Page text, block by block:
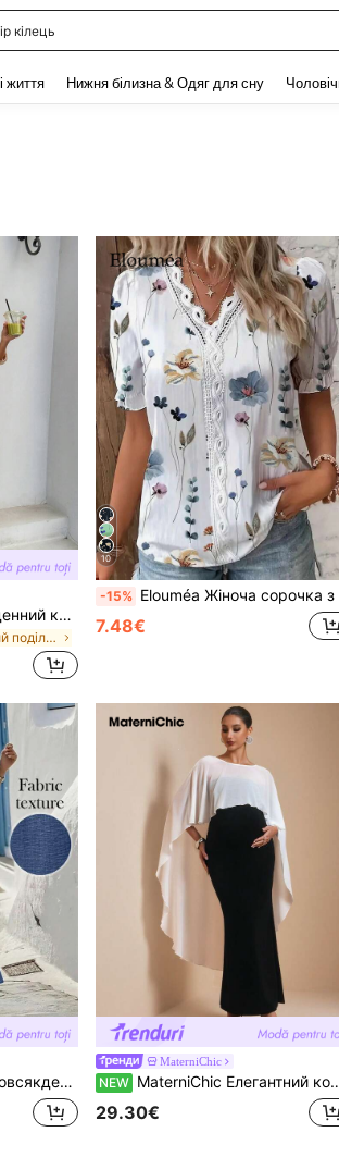
кілець
життя Нижня білизна & Одяг для сну
Serisse Жіночий повсякденний комплект із 2 предметів, смугастий, з зав'язками на талії, безрукавка та штани
в Рюшований поділ Жіночі координати
10
-15% Elouméa Жіноча сорочка з коротким рукавом та квітковим принтом, контрастна мереживна сорочка з пишними рукавами та топом для відпочинку
7.48€
післяобіднього чаю, невимушених зустрічей та легких ділових поїздок
MaterniChic
NEW MaterniChic Елегантний комплект для вагітних із 2 предметів: однотонний топ-шаль із круглим вирізом та нерівним подолом і сукня русалка
29.30€